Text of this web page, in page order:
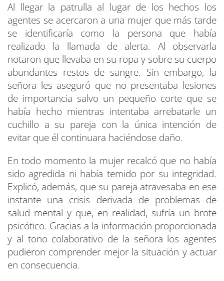
Al llegar la patrulla al lugar de los hechos los
agentes se acercaron a una mujer que más tarde
se identificaría como la persona que había
realizado la llamada de alerta. Al observarla
notaron que llevaba en su ropa y sobre su cuerpo
abundantes restos de sangre. Sin embargo, la
señora les aseguró que no presentaba lesiones
de importancia salvo un pequeño corte que se
había hecho mientras intentaba arrebatarle un
cuchillo a su pareja con la única intención de
evitar que él continuara haciéndose daño.
En todo momento la mujer recalcó que no había
sido agredida ni había temido por su integridad.
Explicó, además, que su pareja atravesaba en ese
instante una crisis derivada de problemas de
salud mental y que, en realidad, sufría un brote
psicótico. Gracias a la información proporcionada
y al tono colaborativo de la señora los agentes
pudieron comprender mejor la situación y actuar
en consecuencia.